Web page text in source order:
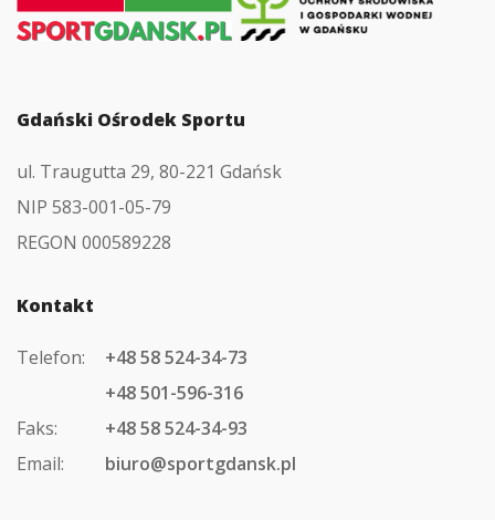
strony
głównej
Gdański Ośrodek Sportu
ul. Traugutta 29, 80-221 Gdańsk
NIP 583-001-05-79
REGON 000589228
Kontakt
Telefon:
+48 58 524-34-73
+48 501-596-316
Faks:
+48 58 524-34-93
Email:
biuro@sportgdansk.pl